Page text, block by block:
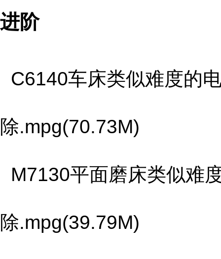
进阶
C6140车床类似难度的
除.mpg(70.73M)
M7130平面磨床类似难
除.mpg(39.79M)